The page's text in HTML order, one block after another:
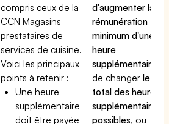
compris ceux de la
CCN Magasins
prestataires de
services de cuisine.
Voici les principaux
points à retenir :
Une heure
supplémentaire
doit être payée
d'augmenter la
rémunération
minimum d'une
heure
supplémentaire
de changerle
total des heures
supplémentaires
possibles, ou